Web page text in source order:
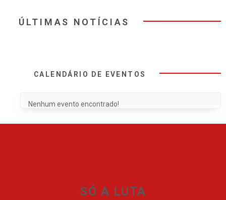
ÚLTIMAS NOTÍCIAS
CALENDÁRIO DE EVENTOS
Nenhum evento encontrado!
SÓ A LUTA